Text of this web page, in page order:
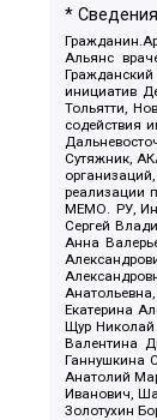
*
Альянс
инициатив
Тольятти,
содействия
Сутяжник,
реализации
МЕМО. РУ,
Сергей
Анна
Екатерина
Щур Николай
Валентина
Ганнушкина
Анатолий
Иванович,
Золотухин